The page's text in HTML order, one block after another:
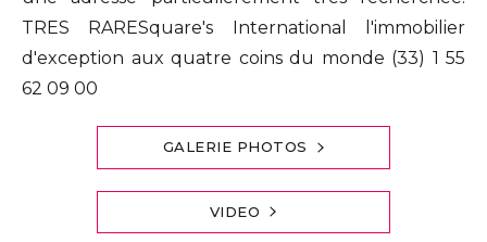
TRES RARESquare's International l'immobilier
d'exception aux quatre coins du monde (33) 1 55
62 09 00
GALERIE PHOTOS
VIDEO